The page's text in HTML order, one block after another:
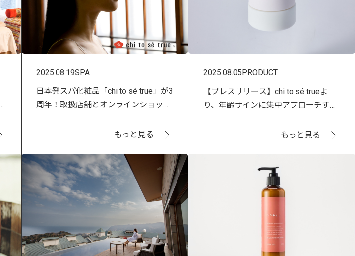
2025.08.19SPA
日本発スパ化粧品「chi to sé true」が3
周年！取扱店舗とオンラインショップ
もっと見る
2025.08.05 PRODUCT
【プレスリリース】chi to sé trueよ
り、年齢サインに集中アプローチする
もっと見る